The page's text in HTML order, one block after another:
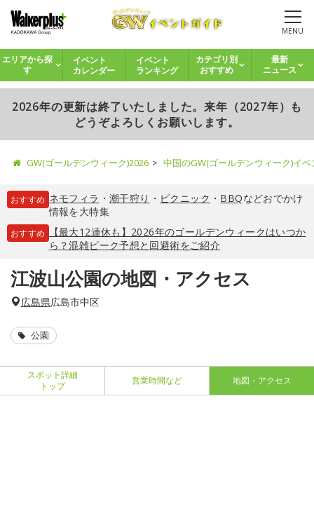
MENU
エリアから探
す
イベント
カレンダー
イベント
ランキング
カテゴリ別
おすすめ
最新
ニュース
2026年の更新は終了いたしました。来年（2027年）も
どうぞよろしくお願いします。
GW(ゴールデンウィーク)2026 中国のGW(ゴールデンウィーク)イ
おすすめ ネモフィラ ・ 潮干狩り ・ ピクニック ・ BBQなどおでかけ
情報を大特集
おすすめ
【最大12連休も】2026年のゴールデンウィークはいつか
ら？混雑ピーク予想と回避術をご紹介
江波山公園の地図・アクセス
広島県広島市中区
公園
スポット詳細
トップ
営業時間など 地図・アクセス